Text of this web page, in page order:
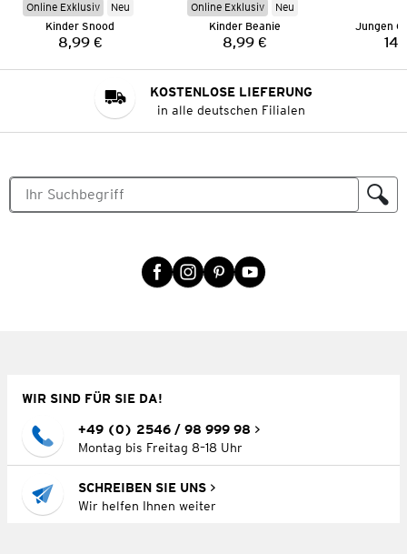
Online Exklusiv
Neu
Kinder Snood
Preis:
8,99 €
Online Exklusiv
Neu
Kinder Beanie
Preis:
8,99 €
Jungen
KOSTENLOSE LIEFERUNG
in alle deutschen Filialen
WIR SIND FÜR SIE DA!
+49 (0) 2546 / 98 999 98
Montag bis Freitag 8–18 Uhr
SCHREIBEN SIE UNS
Wir helfen Ihnen weiter